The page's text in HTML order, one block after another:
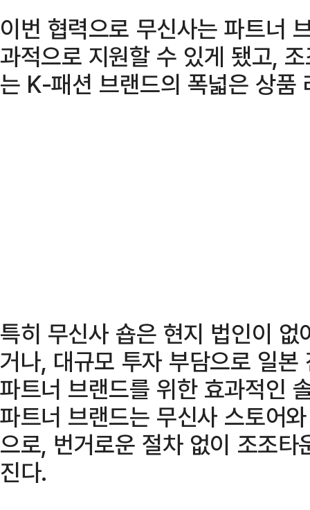
이번 협력으로 무신사는 파트너
과적으로 지원할 수 있게 됐고,
는 K-패션 브랜드의 폭넓은 상품
특히 무신사 숍은 현지 법인이
거나, 대규모 투자 부담으로 일
파트너 브랜드를 위한 효과적인
파트너 브랜드는 무신사 스토어
으로, 번거로운 절차 없이 조조
진다.